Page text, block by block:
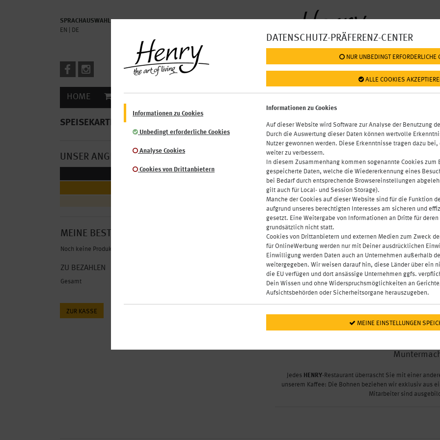
DATENSCHUTZ-PRÄFERENZ-CENTER
NUR UNBEDINGT ERFORDERLICHE
ALLE COOKIES
Informationen zu Cookies
Unbedingt erforderliche Cookies
Analyse Cookies
Cookies von Drittanbietern
Informationen zu Cookies
Auf dieser Website wird Software zur Analyse der Benutzung
Durch die Auswertung dieser Daten können wertvolle
Nutzer gewonnen werden. Diese Erkenntnisse tragen dazu
weiter zu verbessern.
In diesem Zusammenhang kommen sogenannte Cookies
gespeicherte Daten, welche die Wiedererkennung eines
bei Bedarf durch entsprechende Browsereinstellungen
gilt auch für Local- und Session Storage).
Manche der Cookies auf dieser Website sind für die Funktion
aufgrund unseres berechtigten Interesses am sicheren und
gesetzt. Eine Weitergabe von Informationen an Dritte für
grundsätzlich nicht statt.
Cookies von Drittanbietern und externen Medien zum Zweck
für OnlineWerbung werden nur mit Deiner ausdrücklichen
Einwilligung werden Daten auch an Unternehmen außerhalb
weitergegeben. Wir weisen darauf hin, diese Länder über ein
die EU verfügen und dort ansässige Unternehmen ggfs.
Dein Wissen und ohne Widerspruchsmöglichkeiten an
Aufsichtsbehörden oder Sicherheitsorgane herauszugeben.
MEINE EINSTELLUNGEN
AKH: GETRÄNKE
SPRACHAUSWAHL
EN
DE
HOME
SPEISEKARTE > HENRY Market imAKH
UNSER ANGEBOT
BUFFET & CO
MEINE BESTELLUNG
Noch keine Produkte ausgewählt
ZU BEZAHLEN
Gesamt
ZUR KASSE
PRODUKTFILTER:
Von weitgereist bis selbstgebraut: Unser
bieten. Neben internationalen Bestsellern
AriZona Eistee, Vitaminwater und
hausgemachten Fruchtsäfte sowie
Jedes HENRY-Restaurant überrascht Sie mit einer
unserem Kaffee: Die Bohnen beziehen wir exklusiv aus
Mitarbeiter sind